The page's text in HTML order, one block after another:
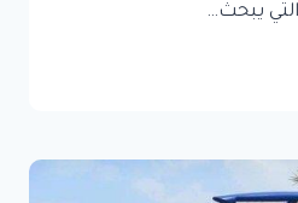
يبحث…